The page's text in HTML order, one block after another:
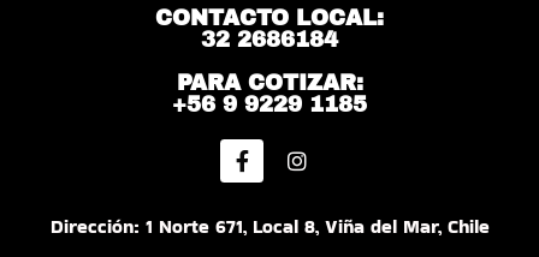
CONTACTO LOCAL:
32 2686184
PARA COTIZAR:
+56 9 9229 1185
Dirección: 1 Norte 671, Local 8, Viña del Mar, Chile